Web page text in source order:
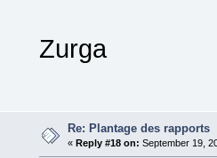
Zurga
Re: Plantage des rapports
«Reply #18 on: September 19,